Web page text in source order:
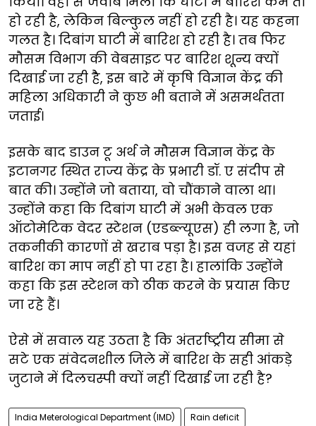
हो रही है, लेकिन बिल्कुल नहीं हो रही है। यह कहना
गलत है। दिबांग घाटी में बारिश हो रही है। तब फिर
मौसम विभाग की वेबसाइट पर बारिश शून्य क्यों
दिखाई जा रही हैै, इस बारे में कृषि विज्ञान केंद्र की
महिला अधिकारी ने कुछ भी बताने में असमर्थतता
जताई।
इसके बाद डाउन टू अर्थ ने मौसम विज्ञान केंद्र के
इटानगर स्थित राज्य केंद्र के प्रभारी डॉ. ए संदीप से
बात की। उन्होंने जो बताया, वो चौंकाने वाला था।
उन्होंने कहा कि दिबांग घाटी में अभी केवल एक
ऑटोमेटिक वेदर स्टेशन (एडब्ल्यूएस) ही लगा है, जो
तकनीकी कारणों से खराब पड़ा है। इस वजह से यहां
बारिश का माप नहीं हो पा रहा है। हालांकि उन्होंने
कहा कि इस स्टेशन को ठीक करने के प्रयास किए
जा रहे हैं।
ऐसे में सवाल यह उठता है कि अंतर्राष्ट्रीय सीमा से
सटे एक संवेदनशील जिले में बारिश के सही आंकड़े
जुटाने में दिलचस्पी क्यों नहीं दिखाई जा रही है?
India Meterological Department (IMD) Rain deficit